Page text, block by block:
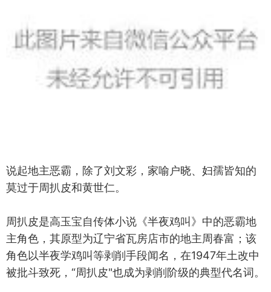
说起地主恶霸，除了刘文彩，家喻户晓、妇孺皆知的
莫过于周扒皮和黄世仁。
周扒皮是高玉宝自传体小说《半夜鸡叫》中的恶霸地
主角色，其原型为辽宁省瓦房店市的地主周春富；该
角色以半夜学鸡叫等剥削手段闻名，在1947年土改中
被批斗致死，“周扒皮"也成为剥削阶级的典型代名词。‌‌‌